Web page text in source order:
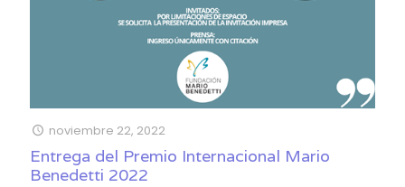
noviembre 22, 2022
Entrega del Premio Internacional Mario
Benedetti 2022